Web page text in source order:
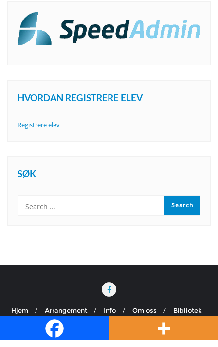
HVORDAN REGISTRERE ELEV
Registrere elev
SØK
Hjem Arrangement Info Om oss Bibliotek
Copyright ©2026 Balsfjord kulturskole . All rights reserved.